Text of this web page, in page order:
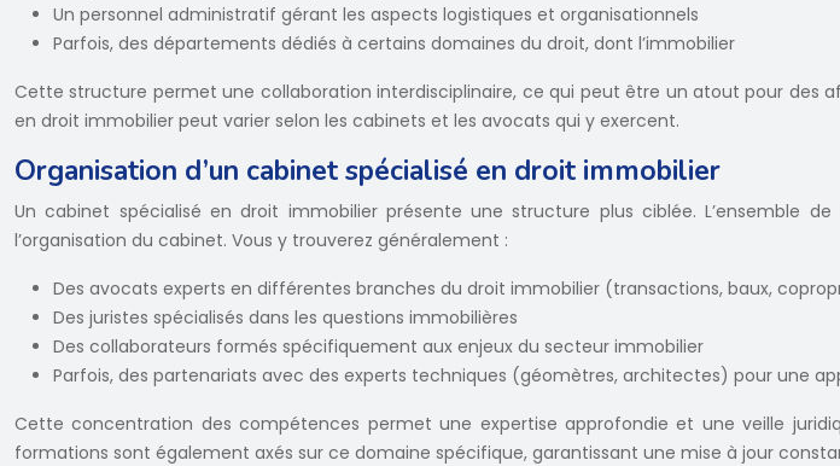
Un personnel administratif gérant les aspects logistiques et organisationnels
Parfois, des départements dédiés à certains domaines du droit, dont l’immobilier
Cette structure permet une collaboration interdisciplinaire, ce qui peut être un atout pour des
en droit immobilier peut varier selon les cabinets et les avocats qui y exercent.
Organisation d’un cabinet spécialisé en droit immobilier
Un cabinet spécialisé en droit immobilier présente une structure plus ciblée. L’ensemble
l’organisation du cabinet. Vous y trouverez généralement :
Des avocats experts en différentes branches du droit immobilier (transactions, baux,
Des juristes spécialisés dans les questions immobilières
Des collaborateurs formés spécifiquement aux enjeux du secteur immobilier
Parfois, des partenariats avec des experts techniques (géomètres, architectes) pour une
Cette concentration des compétences permet une expertise approfondie et une veille
formations sont également axés sur ce domaine spécifique, garantissant une mise à jour